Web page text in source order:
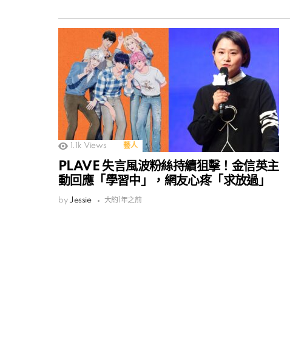
1.1k Views 藝人
PLAVE 失言風波粉絲持續狙擊！金信英主
動回應「學習中」，網友心疼「求放過」
by Jessie 大約1年之前